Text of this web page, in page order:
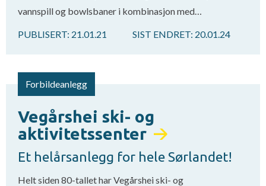
vannspill og bowlsbaner i kombinasjon med…
PUBLISERT: 21.01.21 SIST ENDRET: 20.01.24
Forbildeanlegg
Vegårshei ski- og
aktivitetssenter
Et helårsanlegg for hele Sørlandet!
Helt siden 80-tallet har Vegårshei ski- og